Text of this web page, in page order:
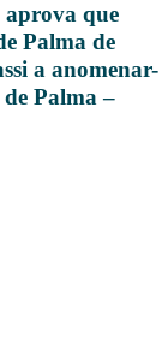
que
Palma de
a anomenar-
Palma –